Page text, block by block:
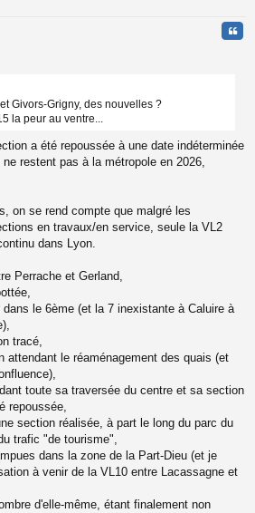
Givors-Grigny, des nouvelles ?
la peur au ventre...
a été repoussée à une date indéterminée
restent pas à la métropole en 2026,
on se rend compte que malgré les
en travaux/en service, seule la VL2
dans Lyon.
Perrache et Gerland,
le 6ème (et la 7 inexistante à Caluire à
tracé,
attendant le réaménagement des quais (et
toute sa traversée du centre et sa section
repoussée,
section réalisée, à part le long du parc du
trafic "de tourisme",
dans la zone de la Part-Dieu (et je
à venir de la VL10 entre Lacassagne et
d'elle-même, étant finalement non